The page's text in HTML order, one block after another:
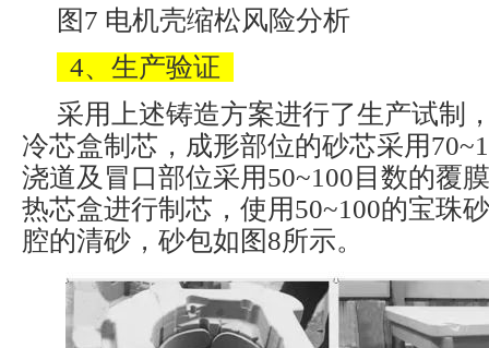
图7 电机壳缩松风险分析
4、生产验证
采用上述铸造方案进行了生产试制
冷芯盒制芯，成形部位的砂芯采用
浇道及冒口部位采用50~100目数的覆
热芯盒进行制芯，使用50~100的宝珠
腔的清砂，砂包如图8所示。